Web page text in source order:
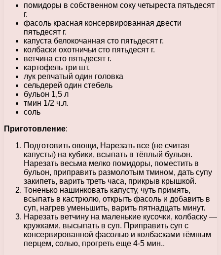
помидоры в собственном соку четыреста пятьдесят
г.
фасоль красная консервированная двести
пятьдесят г.
капуста белокочанная сто пятьдесят г.
колбаски охотничьи сто пятьдесят г.
ветчина сто пятьдесят г.
картофель три шт.
лук репчатый один головка
сельдерей один стебель
бульон 1,5 л
тмин 1/2 ч.л.
соль
Приготовление:
Подготовить овощи, Нарезать все (не считая
капусты) на кубики, всыпать в тёплый бульон.
Нарезать весьма мелко помидоры, поместить в
бульон, приправить размолотым тмином, дать супу
закипеть, варить треть часа, прикрыв крышкой.
Тоненько нашинковать капусту, чуть примять,
всыпать в кастрюлю, открыть фасоль и добавить в
суп, нагрев уменьшить, варить пятнадцать минут.
Нарезать ветчину на маленькие кусочки, колбаску —
кружками, высыпать в суп. Приправить суп с
консервированной фасолью и колбасками тёмным
перцем, солью, прогреть еще 4-5 мин..